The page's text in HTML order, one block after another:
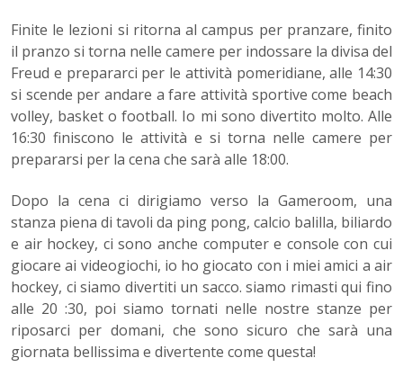
Finite le lezioni si ritorna al campus per pranzare, finito
il pranzo si torna nelle camere per indossare la divisa del
Freud e prepararci per le attività pomeridiane, alle 14:30
si scende per andare a fare attività sportive come beach
volley, basket o football. Io mi sono divertito molto. Alle
16:30 finiscono le attività e si torna nelle camere per
prepararsi per la cena che sarà alle 18:00.
Dopo la cena ci dirigiamo verso la Gameroom, una
stanza piena di tavoli da ping pong, calcio balilla, biliardo
e air hockey, ci sono anche computer e console con cui
giocare ai videogiochi, io ho giocato con i miei amici a air
hockey, ci siamo divertiti un sacco. siamo rimasti qui fino
alle 20 :30, poi siamo tornati nelle nostre stanze per
riposarci per domani, che sono sicuro che sarà una
giornata bellissima e divertente come questa!